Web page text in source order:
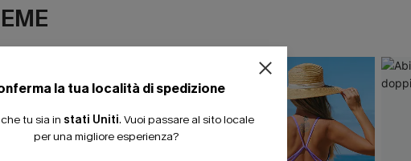
la tua località di spedizione
tu sia in stati Uniti. Vuoi passare al sito locale
per una migliore esperienza?
20% DI SCONTO SU 2 O PIÙ ARTICOLI